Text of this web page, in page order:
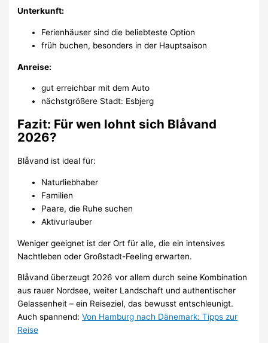
Unterkunft:
Ferienhäuser sind die beliebteste Option
früh buchen, besonders in der Hauptsaison
Anreise:
gut erreichbar mit dem Auto
nächstgrößere Stadt: Esbjerg
Fazit: Für wen lohnt sich Blåvand
2026?
Blåvand ist ideal für:
Naturliebhaber
Familien
Paare, die Ruhe suchen
Aktivurlauber
Weniger geeignet ist der Ort für alle, die ein intensives
Nachtleben oder Großstadt-Feeling erwarten.
Blåvand überzeugt 2026 vor allem durch seine Kombination
aus rauer Nordsee, weiter Landschaft und authentischer
Gelassenheit – ein Reiseziel, das bewusst entschleunigt.
Auch spannend:Von Hamburg nach Dänemark: Tipps zur
Reise